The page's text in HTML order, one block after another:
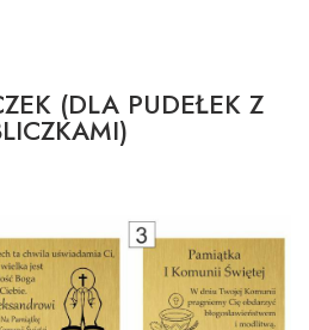
(DLA PUDEŁEK Z